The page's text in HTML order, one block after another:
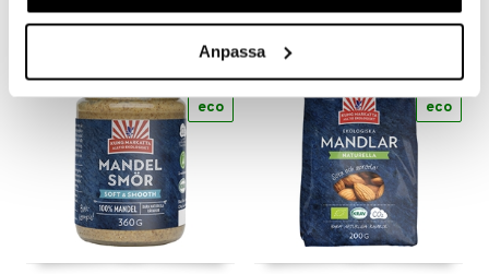
Anpassa
eco eco